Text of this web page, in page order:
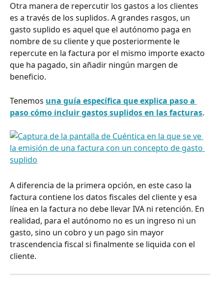
Otra manera de repercutir los gastos a los clientes
es a través de los suplidos. A grandes rasgos, un
gasto suplido es aquel que el autónomo paga en
nombre de su cliente y que posteriormente le
repercute en la factura por el mismo importe exacto
que ha pagado, sin añadir ningún margen de
beneficio.
Tenemos una guía específica que explica paso a
paso cómo incluir gastos suplidos en las facturas.
A diferencia de la primera opción, en este caso la
factura contiene los datos fiscales del cliente y esa
línea en la factura no debe llevar IVA ni retención. En
realidad, para el autónomo no es un ingreso ni un
gasto, sino un cobro y un pago sin mayor
trascendencia fiscal si finalmente se liquida con el
cliente.